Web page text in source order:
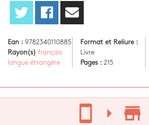
Ean : 9782340110885
Rayon(s) français
langue étrangère
Format et Reliure :
Livre
Pages : 215
stay_current_portrait arrow_right store_mall_directory